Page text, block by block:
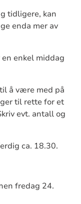
tidligere, kan
enda mer av
enkel middag
å være med på
til rette for et
evt. antall og
ca. 18.30.
fredag 24.